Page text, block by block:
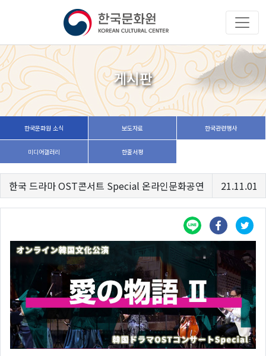
게시판
한국문화원 소식 보도자료 한국관련행사
미디어갤러리 한줄서평
한국 드라마 OST콘서트 Special 온라인문화공연 21.11.01